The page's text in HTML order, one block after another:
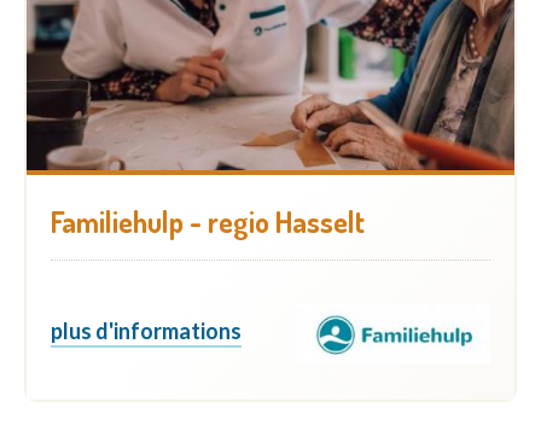
Familiehulp - regio Hasselt
plus d'informations